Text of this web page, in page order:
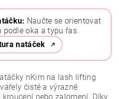
Naučte se orientovat
podle oka a typu řas.
natáček
nKim na lash lifting
čisté a výrazné
nebo zalomení. Díky